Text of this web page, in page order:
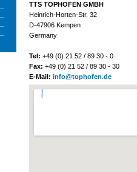
TTS TOPHOFEN GMBH
Heinrich-Horten-Str. 32
D-47906 Kempen
Germany
Tel: +49 (0) 21 52 / 89 30 - 0
Fax: +49 (0) 21 52 / 89 30 - 30
E-Mail: info@tophofen.de